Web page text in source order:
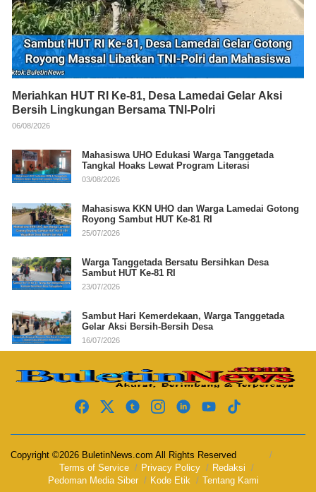
Meriahkan HUT RI Ke-81, Desa Lamedai Gelar Aksi
Bersih Lingkungan Bersama TNI-Polri
06/08/2026
Mahasiswa UHO Edukasi Warga Tanggetada
Tangkal Hoaks Lewat Program Literasi
03/08/2026
Mahasiswa KKN UHO dan Warga Lamedai Gotong
Royong Sambut HUT Ke-81 RI
25/07/2026
Warga Tanggetada Bersatu Bersihkan Desa
Sambut HUT Ke-81 RI
23/07/2026
Sambut Hari Kemerdekaan, Warga Tanggetada
Gelar Aksi Bersih-Bersih Desa
16/07/2026
Copyright ©2026 BuletinNews.com All Rights Reserved
Terms of Service
Privacy Policy
Redaksi
Pedoman Media Siber
Kode Etik Tentang Kami